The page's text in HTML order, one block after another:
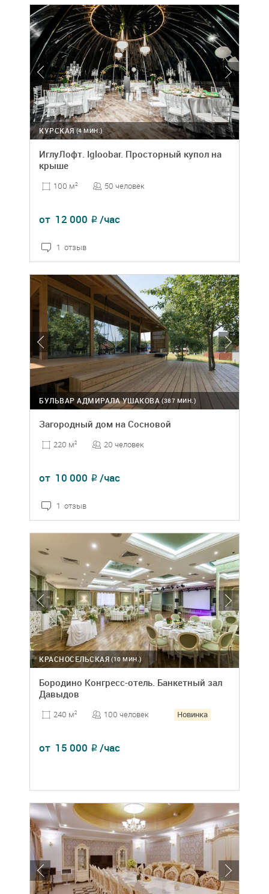
(4 МИН.)
КУРСКАЯ
ИглуЛофт. Igloobar. Просторный купол на
крыше
100 м2 50 человек
от 12 000 ₽ /час
1 отзыв
(387 МИН.)
БУЛЬВАР АДМИРАЛА УШАКОВА
Загородный дом на Сосновой
220 м2 20 человек
от 10 000 ₽ /час
1 отзыв
(10 МИН.)
КРАСНОСЕЛЬСКАЯ
Бородино Конгресс-отель. Банкетный зал
Давыдов
240 м2 100 человек Новинка
от 15 000 ₽ /час